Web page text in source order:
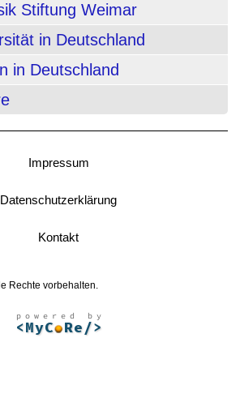
Stiftung Weimar
in Deutschland
in Deutschland
Impressum
Datenschutzerklärung
Kontakt
Rechte vorbehalten.